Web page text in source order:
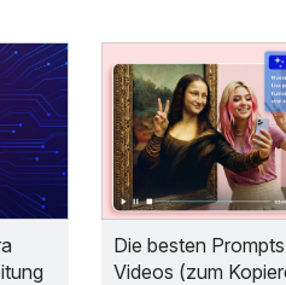
Die besten
Videos (zum